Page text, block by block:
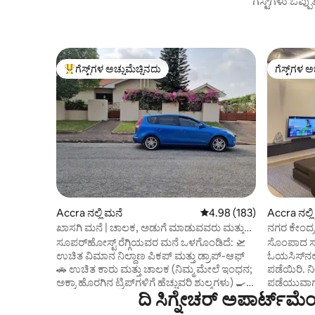
ಗೆಸ್ಟ್‌ಗಳಿಗೆ ಅತಿ ಹೆಚ್ಚು ಅಚ್ಚುಮೆಚ್ಚಿನದು
ಗೆಸ್ಟ್‌ಗಳ ಅಚ್ಚುಮೆಚ್ಚಿನದು
Accra ನಲ್ಲಿ ಮನೆ 5 ರಲ್ಲಿ 4.98 ಸರಾಸರಿ
4.98 (183)
ಖಾಸಗಿ ಮನೆ | ಚಾಲಕ, ಅಡುಗೆ ಮಾಡುವವರು ಮತ್ತು
ವೇಗದ ವೈಫೈ
ಸೂಪರ್‌ಹೋಸ್ಟ್ ರೆಗ್ಗಿಯವರ ಮನೆ ಒಳಗೊಂಡಿದೆ: 🛫
ಉಚಿತ ವಿಮಾನ ನಿಲ್ದಾಣ ಪಿಕಪ್ ಮತ್ತು ಡ್ರಾಪ್-ಆಫ್
🚗 ಉಚಿತ ಕಾರು ಮತ್ತು ಚಾಲಕ (ನಿಮ್ಮ ಮೇಲೆ ಇಂಧನ;
ಅಕ್ರಾ ಹೊರಗಿನ ಟ್ರಿಪ್‌ಗಳಿಗೆ ಹೆಚ್ಚುವರಿ ಶುಲ್ಕಗಳು) 🍳
ಉಚಿತ ಅಡುಗೆಯವರು (ದಿನಸಿಗಳನ್ನು ಸೇರಿಸಲಾಗಿಲ್ಲ)
🥞 ಉಚಿತ ಬ್ರೇಕ್‌ಫಾಸ್ಟ್ (ಚಹಾ, ಕಾಫಿ,
ಗೆಸ್ಟ್‌ಗಳ
ಗೆಸ್ಟ್‌ಗಳ
Accra
ನಗರ
ಸೊಂಪಾದ
ಓಯಸಿಸ್‌ನಲ್ಲಿ
ಪಡೆಯಿರಿ.
ಪಡೆಯುವಾಗ
ಆನಂದಿಸಿ.
ದಿ ಸಿಗ್ನೇಚರ್